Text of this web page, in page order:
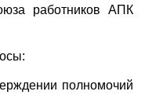
работников АПК
полномочий